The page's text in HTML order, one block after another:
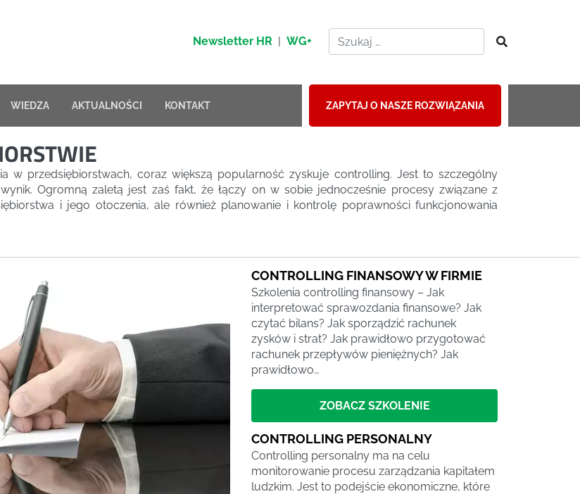
Newsletter HR | WG+
WIEDZA AKTUALNOŚCI KONTAKT ZAPYTAJ O NASZE ROZWIĄZANIA
w przedsiębiorstwach, coraz większą popularność zyskuje controlling. Jest to szczególny
Ogromną zaletą jest zaś fakt, że łączy on w sobie jednocześnie procesy związane z
i jego otoczenia, ale również planowanie i kontrolę poprawności funkcjonowania
CONTROLLING FINANSOWY W FIRMIE
Szkolenia controlling finansowy – Jak
interpretować sprawozdania finansowe? Jak
czytać bilans? Jak sporządzić rachunek
zysków i strat? Jak prawidłowo przygotować
rachunek przepływów pieniężnych? Jak
prawidłowo…
ZOBACZ SZKOLENIE
CONTROLLING PERSONALNY
Controlling personalny ma na celu
monitorowanie procesu zarządzania kapitałem
ludzkim. Jest to podejście ekonomiczne, które